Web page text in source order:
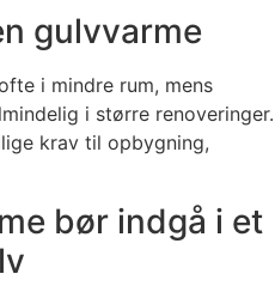
gulvvarme
i mindre rum, mens
i større renoveringer.
krav til opbygning,
bør indgå i et